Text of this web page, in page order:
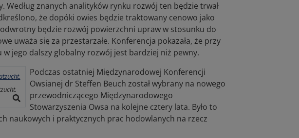
znanych analityków rynku rozwój ten będzie trwał
że dopóki owies będzie traktowany cenowo jako
będzie rozwój powierzchni upraw w stosunku do
uważa się za przestarzałe. Konferencja pokazała, że przy
jego dalszy globalny rozwój jest bardziej niż pewny.
Podczas ostatniej Międzynarodowej Konferencji
Owsianej dr Steffen Beuch został wybrany na nowego
przewodniczącego Międzynarodowego
Stowarzyszenia Owsa na kolejne cztery lata. Było to
naukowych i praktycznych prac hodowlanych na rzecz